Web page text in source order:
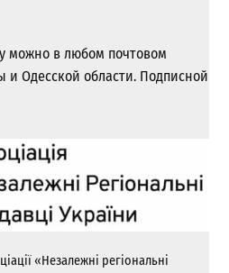
можно в любом почтовом
и Одесской области. Подписной
«Незалежні регіональні